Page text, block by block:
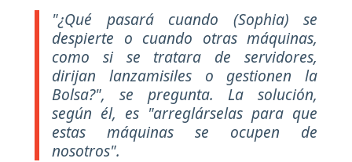
"¿Qué pasará cuando (Sophia) se
despierte o cuando otras máquinas,
como si se tratara de servidores,
dirijan lanzamisiles o gestionen la
Bolsa?", se pregunta. La solución,
según él, es "arreglárselas para que
estas máquinas se ocupen de
nosotros".